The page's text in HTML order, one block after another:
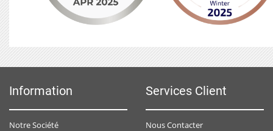
Information
Notre Société
Services Client
Nous Contacter